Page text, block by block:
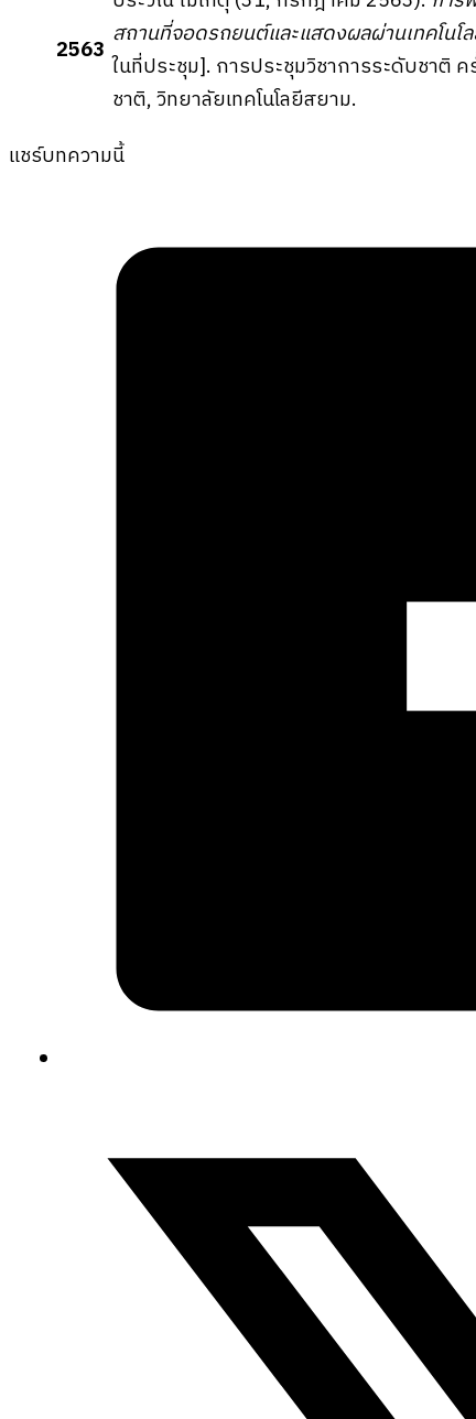
2563 สถานที่จอดรถยนต์และแสดงผลผ่านเทคโนโ
ในที่ประชุม]. การประชุมวิชาการระดับชาติ
ชาติ, วิทยาลัยเทคโนโลยีสยาม.
แชร์บทความนี้